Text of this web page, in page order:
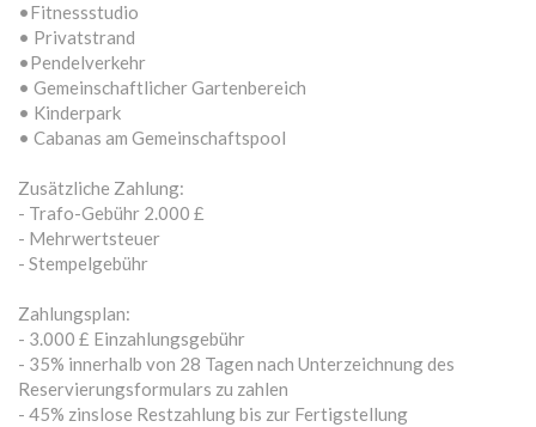
•Fitnessstudio
• Privatstrand
•Pendelverkehr
• Gemeinschaftlicher Gartenbereich
• Kinderpark
• Cabanas am Gemeinschaftspool
Zusätzliche Zahlung:
- Trafo-Gebühr 2.000 £
- Mehrwertsteuer
- Stempelgebühr
Zahlungsplan:
- 3.000 £ Einzahlungsgebühr
- 35% innerhalb von 28 Tagen nach Unterzeichnung des
Reservierungsformulars zu zahlen
- 45% zinslose Restzahlung bis zur Fertigstellung